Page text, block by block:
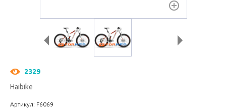
2329
Haibike
Артикул: F6069